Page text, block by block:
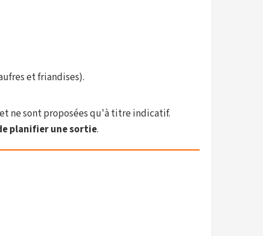
et friandises).
ne sont proposées qu'à titre indicatif.
planifier une sortie.